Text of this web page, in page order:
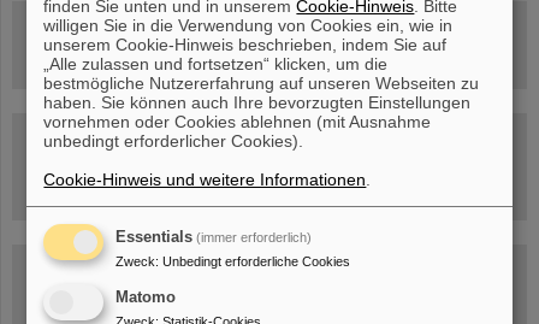
Rundflug über die FAIR-Baustelle
Besichtigung von GSI/FAIR –
jetzt Termin buchen!
Blog Beam On
Menschen
finden Sie unten und in unseremCookie-Hinweis . Bitte
willigen Sie in die Verwendung von Cookies ein, wie in
unserem Cookie-Hinweis beschrieben, indem Sie auf
„Alle zulassen und fortsetzen“ klicken, um die
bestmögliche Nutzererfahrung auf unseren Webseiten zu
haben. Sie können auch Ihre bevorzugten Einstellungen
vornehmen oder Cookies ablehnen (mit Ausnahme
unbedingt erforderlicher Cookies).
Cookie-Hinweis und weitere Informationen
Essentials (immer erforderlich)
Zweck: Unbedingt erforderliche Cookies
Matomo